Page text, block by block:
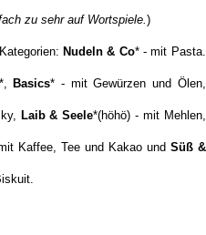
zu sehr auf Wortspiele.)
Nudeln & Co* - mit Pasta.
Basics* - mit Gewürzen und Ölen,
Laib & Seele*(höhö) - mit Mehlen,
Kaffee, Tee und Kakao und Süß &